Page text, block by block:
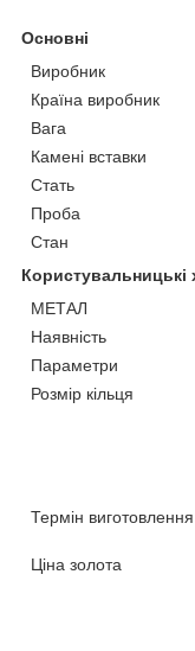
Основні
Виробник
Країна виробник
Вага
Камені вставки
Стать
Проба
Стан
Користувальницькі
МЕТАЛ
Наявність
Параметри
Розмір кільця
Термін виготовлення
Ціна золота